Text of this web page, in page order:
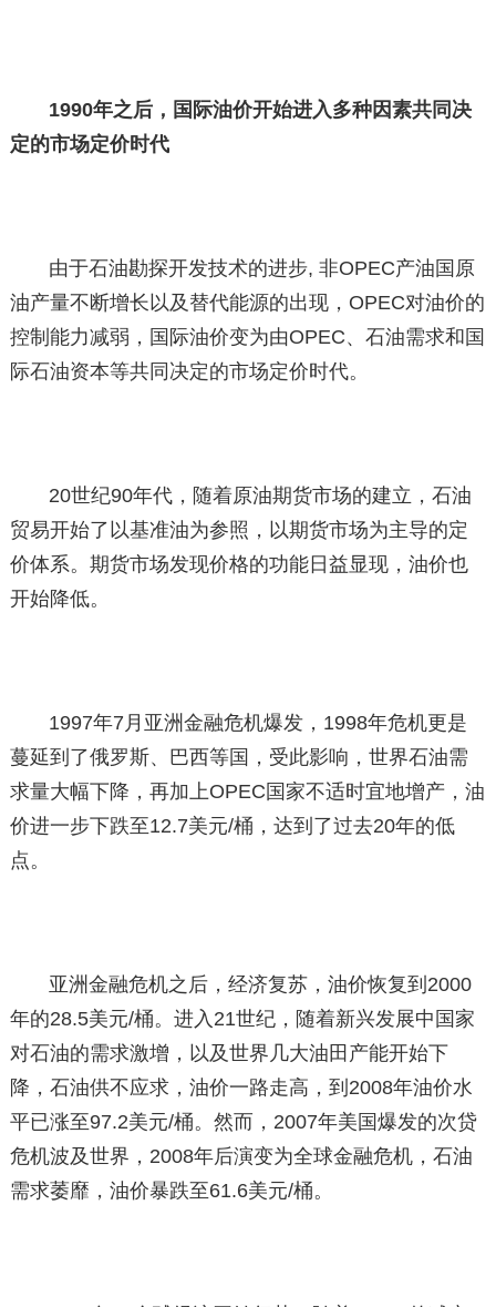
1990年之后，国际油价开始进入多种因素共同决
定的市场定价时代
由于石油勘探开发技术的进步, 非OPEC产油国原
油产量不断增长以及替代能源的出现，OPEC对油价的
控制能力减弱，国际油价变为由OPEC、石油需求和国
际石油资本等共同决定的市场定价时代。
20世纪90年代，随着原油期货市场的建立，石油
贸易开始了以基准油为参照，以期货市场为主导的定
价体系。期货市场发现价格的功能日益显现，油价也
开始降低。
1997年7月亚洲金融危机爆发，1998年危机更是
蔓延到了俄罗斯、巴西等国，受此影响，世界石油需
求量大幅下降，再加上OPEC国家不适时宜地增产，油
价进一步下跌至12.7美元/桶，达到了过去20年的低
点。
亚洲金融危机之后，经济复苏，油价恢复到2000
年的28.5美元/桶。进入21世纪，随着新兴发展中国家
对石油的需求激增，以及世界几大油田产能开始下
降，石油供不应求，油价一路走高，到2008年油价水
平已涨至97.2美元/桶。然而，2007年美国爆发的次贷
危机波及世界，2008年后演变为全球金融危机，石油
需求萎靡，油价暴跌至61.6美元/桶。